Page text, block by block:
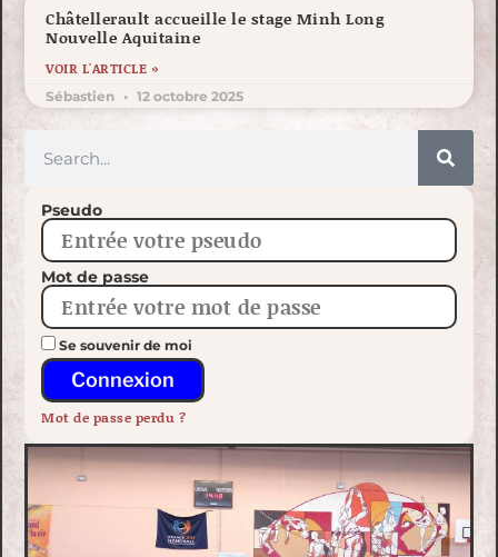
Châtellerault accueille le stage Minh Long
Nouvelle Aquitaine
VOIR L'ARTICLE »
Sébastien 12 octobre 2025
Pseudo
Mot de passe
Se souvenir de moi
Connexion
Mot de passe perdu ?